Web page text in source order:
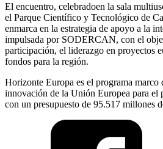
El encuentro, celebradoen la sala
el Parque Científico y Tecnológico de
enmarca en la estrategia de apoyo a la
impulsada por SODERCAN, con el
participación, el liderazgo en proyectos
fondos para la región.
Horizonte Europa es el programa marco
innovación de la Unión Europea para el
con un presupuesto de 95.517 millones